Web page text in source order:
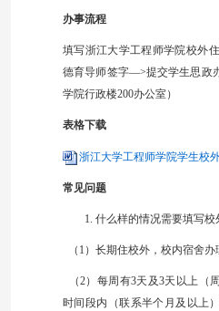
办事流程
填写浙江大学工程师学院校外
德育导师签字—>提交学生思政
学院行政楼200办公室）
表格下载
浙江大学工程师学院学生校
常见问题
1. 什么样的情况需要填写校
（1） 长期住校外，校内宿舍办
（2） 每周有3天及3天以上（
时间段内（联系半个月及以上